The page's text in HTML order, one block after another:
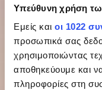
Υπεύθυνη χρήση
Εμείς και οι 1022
προσωπικά σας
χρησιμοποιώντας
αποθηκεύουμε και
πληροφορίες στη